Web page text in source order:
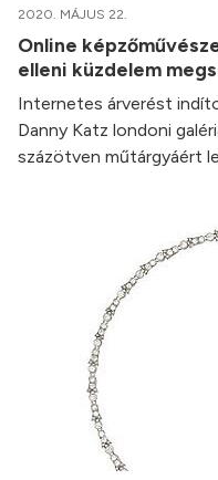
2020. MÁJUS 22.
Online
elleni küzdelem
Internetes árverést
Danny Katz londoni
százötven műtárgyáért